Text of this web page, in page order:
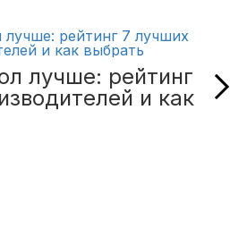
лучше: рейтинг
и как